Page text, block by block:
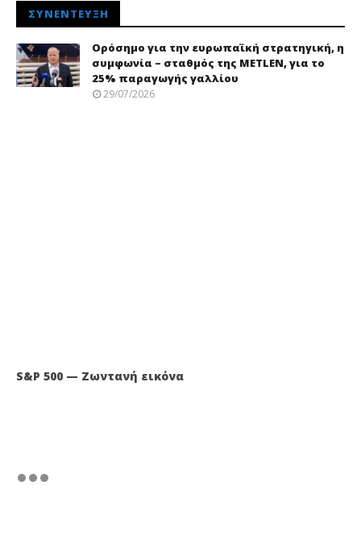
ΣΥΝΈΝΤΕΥΞΗ
Ορόσημο για την ευρωπαϊκή στρατηγική, η
συμφωνία – σταθμός της METLEN, για το
25% παραγωγής γαλλίου
29/07/2026
S&P 500 — Ζωντανή εικόνα